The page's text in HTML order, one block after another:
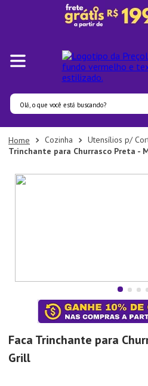
Olá, o que você está buscando?
Cozinha Utensílios p/
Trinchante para Churrasco Preta -
Faca Trinchante para
Grill
Termos mais buscados
1º
Panelas
2º
Pratos
7º
Aparelho Jantar
Xicara
Tapete
10º Lixeira